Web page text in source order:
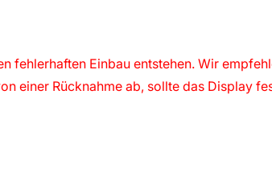
fehlerhaften Einbau entstehen. Wir
einer Rücknahme ab, sollte das Display